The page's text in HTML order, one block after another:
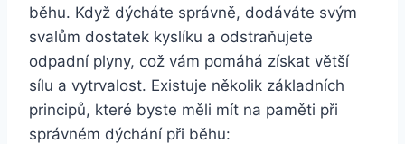
běhu. Když dýcháte správně, dodáváte svým
svalům dostatek kyslíku a odstraňujete
odpadní plyny, což vám pomáhá získat větší
sílu a vytrvalost. Existuje několik základních
principů, které byste měli mít na paměti při
správném dýchání při běhu: